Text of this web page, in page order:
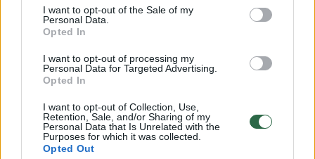
I want to opt-out of the Sale of my
Personal Data.
Opted In
I want to opt-out of processing my
Personal Data for Targeted Advertising.
Opted In
I want to opt-out of Collection, Use,
Retention, Sale, and/or Sharing of my
Personal Data that Is Unrelated with the
Purposes for which it was collected.
Opted Out
vykdomas iki rugsėjo 11 d.
Palangos oro uostas visų sezoninių naujienų
sulauks tą pačią dieną – birželio 19 d. čia
veiklą pradės aviakompanijos „Belavia“ ir
„Ukraine International Airlines“, taip pat
vasarai sugrįš Rusijos oro bendrovė „Rusline“.